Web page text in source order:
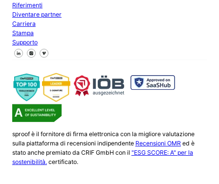
Riferimenti
Diventare partner
Carriera
Stampa
Supporto
Seguici su Facebook
Seguici su X
Seguici su LinkedIn
sproof è il fornitore di firma elettronica con la migliore valutazione
sulla piattaforma di recensioni indipendente Recensioni OMRed è
stato anche premiato da CRIF GmbH con il "ESG SCORE: A" per la
sostenibilità.certificato.